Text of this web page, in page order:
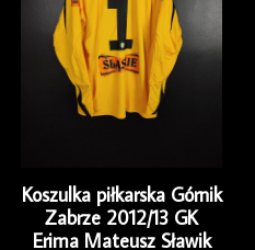
Koszulka piłkarska Górnik
Zabrze 2012/13 GK
Erima Mateusz Sławik